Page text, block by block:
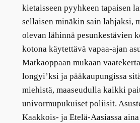
kietaisseen pyyhkeen tapaisen
sellaisen minäkin sain lahjaksi,
olevan lähinnä pesunkestävien
kotona käytettävä vapaa-ajan
Matkaoppaan mukaan
longyi’ksi ja pääkaupungissa
miehistä, maaseudulla kaikki
univormupukuiset poliisit.
Kaakkois- ja Etelä-Aasiassa